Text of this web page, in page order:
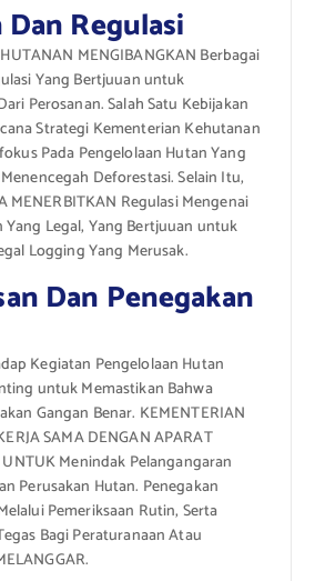
Regulasi
MENGIBANGKAN Berbagai
Yang Bertjuuan untuk
Perosanan. Salah Satu Kebijakan
Strategi Kementerian Kehutanan
Pada Pengelolaan Hutan Yang
Deforestasi. Selain Itu,
MENERBITKAN Regulasi Mengenai
Yang Legal, Yang Bertjuuan untuk
Logging Yang Merusak.
Dan Penegakan
Kegiatan Pengelolaan Hutan
untuk Memastikan Bahwa
Gangan Benar. KEMENTERIAN
SAMA DENGAN APARAT
UNTUK Menindak Pelangangaran
Perusakan Hutan. Penegakan
Pemeriksaan Rutin, Serta
Bagi Peraturanaan Atau